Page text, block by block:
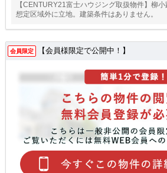
【CENTURY21富士ハウジング取扱物件】柳
想定区域外に立地。建築条件はありません。
会員限定 【会員様限定で公開中！】